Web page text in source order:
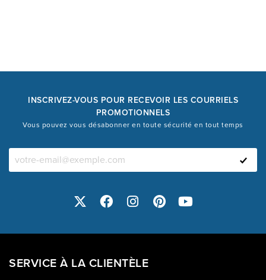
INSCRIVEZ-VOUS POUR RECEVOIR LES COURRIELS
PROMOTIONNELS
Vous pouvez vous désabonner en toute sécurité en tout temps
SERVICE À LA CLIENTÈLE